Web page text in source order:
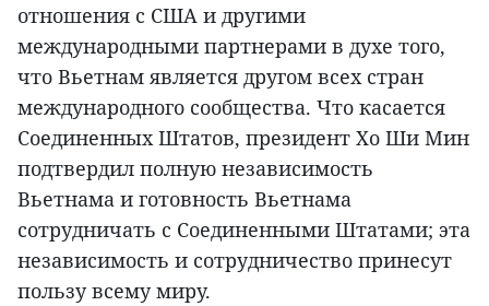
отношения с США и другими
международными партнерами в духе того,
что Вьетнам является другом всех стран
международного сообщества. Что касается
Соединенных Штатов, президент Хо Ши Мин
подтвердил полную независимость
Вьетнама и готовность Вьетнама
сотрудничать с Соединенными Штатами; эта
независимость и сотрудничество принесут
пользу всему миру.